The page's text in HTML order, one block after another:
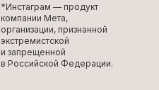
*Инстаграм — продукт
компании Мета,
организации, признанной
экстремистской
и запрещенной
в Российской Федерации.